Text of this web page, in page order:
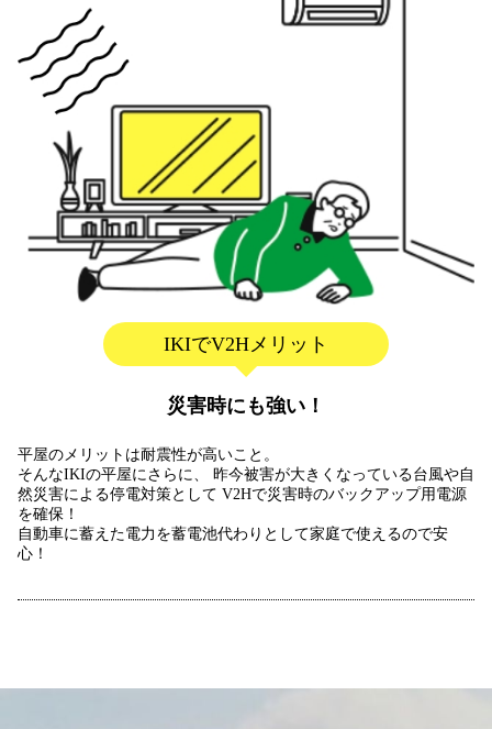
IKIでV2Hメリット
災害時にも強い！
平屋のメリットは耐震性が高いこと。
そんなIKIの平屋にさらに、
昨今被害が大きくなっている台風や自
然災害による停電対策として V2Hで災害時のバックアップ用電源
を確保！
自動車に蓄えた電力を蓄電池代わりとして家庭で使えるので安
心！